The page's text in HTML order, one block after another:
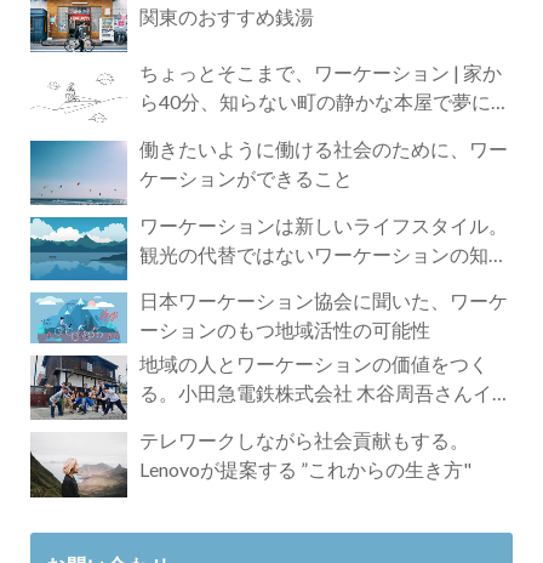
関東のおすすめ銭湯
ちょっとそこまで、ワーケーション | 家か
ら40分、知らない町の静かな本屋で夢に近
働きたいように働ける社会のために、ワー
ケーションができること
ワーケーションは新しいライフスタイル。
観光の代替ではないワーケーションの知ら
日本ワーケーション協会に聞いた、ワーケ
ーションのもつ地域活性の可能性
地域の人とワーケーションの価値をつく
る。小田急電鉄株式会社 木谷周吾さんイン
テレワークしながら社会貢献もする。
Lenovoが提案する ”これからの生き方"